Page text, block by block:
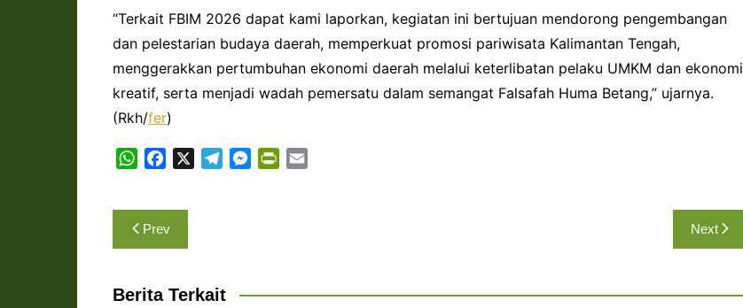
“Terkait FBIM 2026 dapat kami laporkan, kegiatan ini bertujuan mendorong pengembangan
dan pelestarian budaya daerah, memperkuat promosi pariwisata Kalimantan Tengah,
menggerakkan pertumbuhan ekonomi daerah melalui keterlibatan pelaku UMKM dan ekonomi
kreatif, serta menjadi wadah pemersatu dalam semangat Falsafah Huma Betang,” ujarnya.
(Rkh/fer)
W
t
p
o
a
M
Navigasi
pos
Prev Next
Berita Terkait